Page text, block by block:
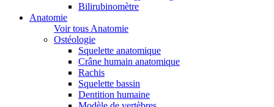
Bilirubinomètre
Anatomie
Voir tous Anatomie
Ostéologie
Squelette anatomique
Crâne humain anatomique
Rachis
Squelette bassin
Dentition humaine